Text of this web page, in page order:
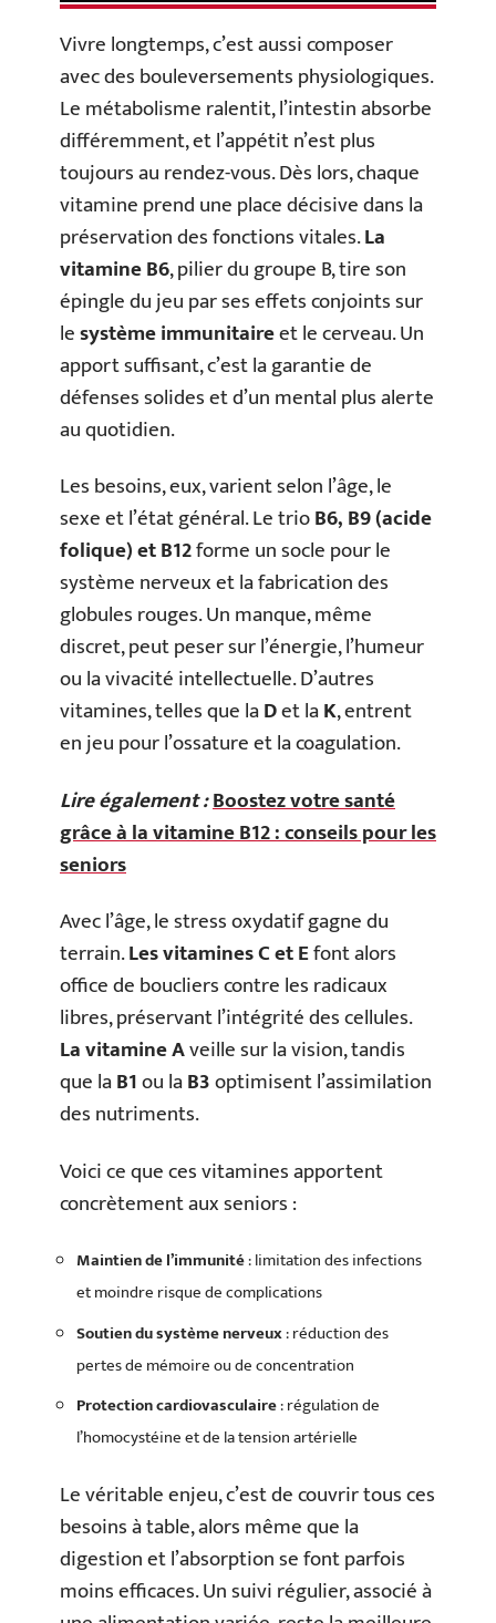
Vivre longtemps, c’est aussi composer
avec des bouleversements physiologiques.
Le métabolisme ralentit, l’intestin absorbe
différemment, et l’appétit n’est plus
toujours au rendez-vous. Dès lors, chaque
vitamine prend une place décisive dans la
préservation des fonctions vitales.La
vitamine B6, pilier du groupe B, tire son
épingle du jeu par ses effets conjoints sur
lesystème immunitaireet le cerveau. Un
apport suffisant, c’est la garantie de
défenses solides et d’un mental plus alerte
au quotidien.
Les besoins, eux, varient selon l’âge, le
sexe et l’état général. Le trioB6, B9 (acide
folique) et B12forme un socle pour le
système nerveux et la fabrication des
globules rouges. Un manque, même
discret, peut peser sur l’énergie, l’humeur
ou la vivacité intellectuelle. D’autres
vitamines, telles que laDet laK, entrent
en jeu pour l’ossature et la coagulation.
Lire également :Boostez votre santé
grâce à la vitamine B12 : conseils pour les
seniors
Avec l’âge, le stress oxydatif gagne du
terrain.Les vitamines C et Efont alors
office de boucliers contre les radicaux
libres, préservant l’intégrité des cellules.
La vitamine Aveille sur la vision, tandis
que laB1ou laB3optimisent l’assimilation
des nutriments.
Voici ce que ces vitamines apportent
concrètement aux seniors :
Maintien de l’immunité: limitation des infections
et moindre risque de complications
Soutien du système nerveux: réduction des
pertes de mémoire ou de concentration
Protection cardiovasculaire: régulation de
l’homocystéine et de la tension artérielle
Le véritable enjeu, c’est de couvrir tous ces
besoins à table, alors même que la
digestion et l’absorption se font parfois
moins efficaces. Un suivi régulier, associé à